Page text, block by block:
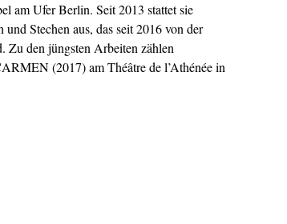
am Ufer Berlin. Seit 2013 stattet sie
Stechen aus, das seit 2016 von der
Zu den jüngsten Arbeiten zählen
(2017) am Théâtre de l’Athénée in